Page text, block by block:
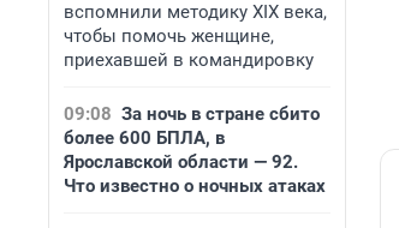
вспомнили методику XIX века,
чтобы помочь женщине,
приехавшей в командировку
09:08 За ночь в стране сбито
более 600 БПЛА, в
Ярославской области — 92.
Что известно о ночных атаках